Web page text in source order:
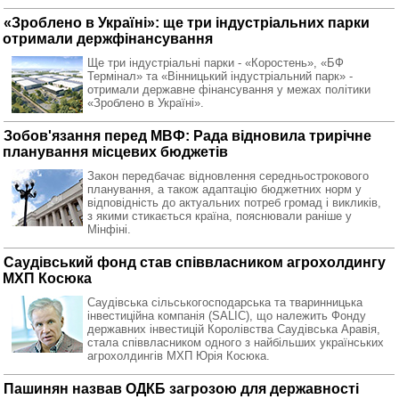
«Зроблено в Україні»: ще три індустріальних парки
отримали держфінансування
Ще три індустріальні парки - «Коростень», «БФ
Термінал» та «Вінницький індустріальний парк» -
отримали державне фінансування у межах політики
«Зроблено в Україні».
Зобов'язання перед МВФ: Рада відновила трирічне
планування місцевих бюджетів
Закон передбачає відновлення середньострокового
планування, а також адаптацію бюджетних норм у
відповідність до актуальних потреб громад і викликів,
з якими стикається країна, пояснювали раніше у
Мінфіні.
Саудівський фонд став співвласником агрохолдингу
МХП Косюка
Саудівська сільськогосподарська та тваринницька
інвестиційна компанія (SALIC), що належить Фонду
державних інвестицій Королівства Саудівська Аравія,
стала співвласником одного з найбільших українських
агрохолдингів МХП Юрія Косюка.
Пашинян назвав ОДКБ загрозою для державності